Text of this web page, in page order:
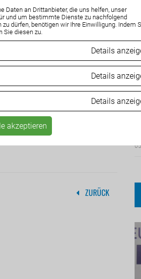
Daten an Drittanbieter, die uns helfen, unser
und um bestimmte Dienste zu nachfolgend
dürfen, benötigen wir Ihre Einwilligung. Indem
Sie diesen zu.
Details
Details
Details
akzeptieren
“ zum Ende der
– obwohl sie diese
Systemwechsel, und den
ZURÜCK